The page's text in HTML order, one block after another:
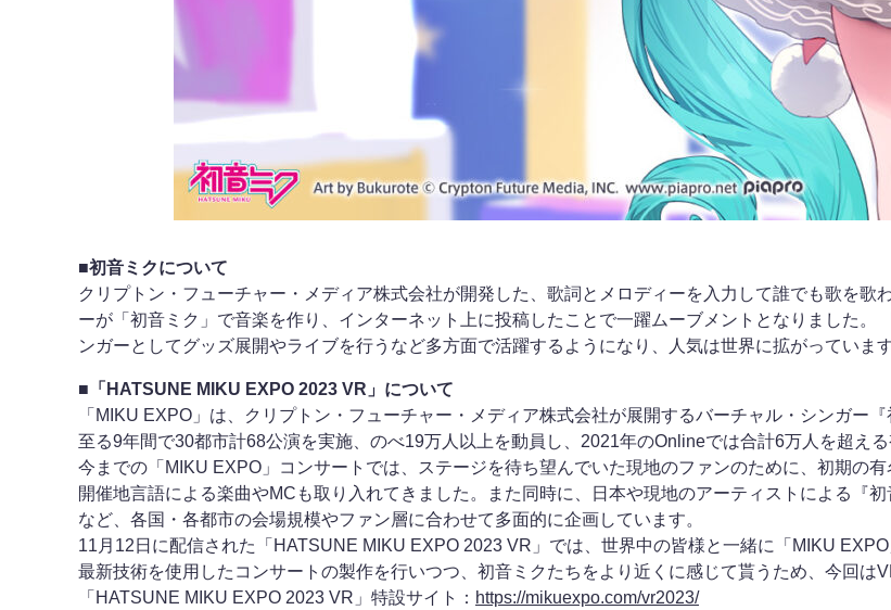
■初音ミクについて
クリプトン・フューチャー・メディア株式会社が開発した、歌詞とメロディーを入力して誰でも歌を歌
ーが「初音ミク」で音楽を作り、インターネット上に投稿したことで一躍ムーブメントとなりました
ンガーとしてグッズ展開やライブを行うなど多方面で活躍するようになり、人気は世界に拡がっています
■「HATSUNE MIKU EXPO 2023 VR」について
「MIKU EXPO」は、クリプトン・フューチャー・メディア株式会社が展開するバーチャル・シンガー
至る9年間で30都市計68公演を実施、のべ19万人以上を動員し、2021年のOnlineでは合計6万人を超える
今までの「MIKU EXPO」コンサートでは、ステージを待ち望んでいた現地のファンのために、初期の
開催地言語による楽曲やMCも取り入れてきました。また同時に、日本や現地のアーティストによる『
など、各国・各都市の会場規模やファン層に合わせて多面的に企画しています。
11月12日に配信された「HATSUNE MIKU EXPO 2023 VR」では、世界中の皆様と一緒に「MIKU
最新技術を使用したコンサートの製作を行いつつ、初音ミクたちをより近くに感じて貰うため、今回は
「HATSUNE MIKU EXPO 2023 VR」特設サイト： https://mikuexpo.com/vr2023/